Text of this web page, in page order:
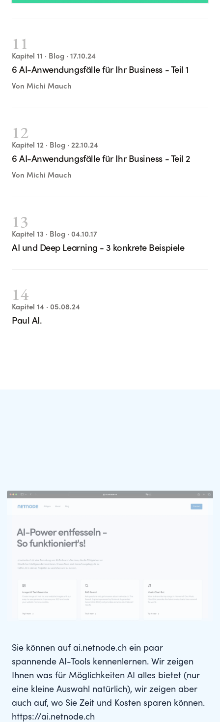
11
Kapitel 11 · Blog · 17.10.24
6 AI-Anwendungsfälle für Ihr Business - Teil 1
Von Michi Mauch
12
Kapitel 12 · Blog · 22.10.24
6 AI-Anwendungsfälle für Ihr Business - Teil 2
Von Michi Mauch
13
Kapitel 13 · Blog · 04.10.17
AI und Deep Learning - 3 konkrete Beispiele
14
Kapitel 14 · 05.08.24
Paul AI.
Sie können auf ai.netnode.ch ein paar
spannende AI-Tools kennenlernen. Wir zeigen
Ihnen was für Möglichkeiten AI alles bietet (nur
eine kleine Auswahl natürlich), wir zeigen aber
auch auf, wo Sie Zeit und Kosten sparen können.
https://ai.netnode.ch